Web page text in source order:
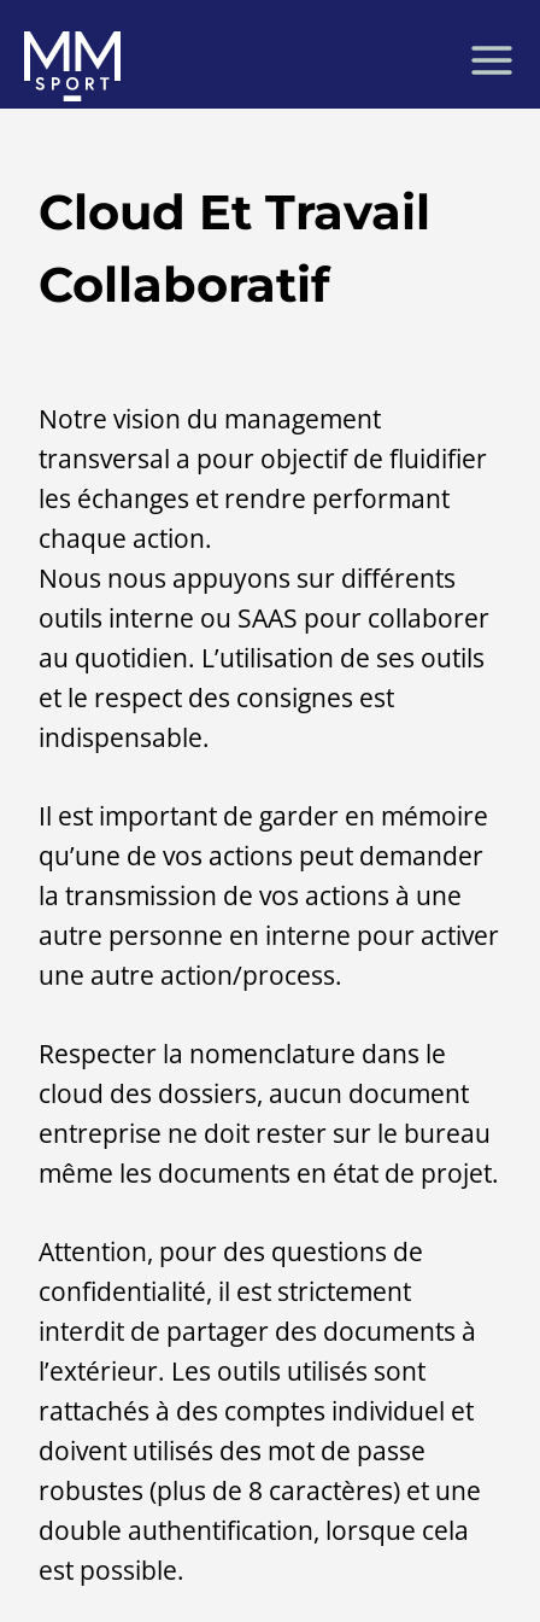
contenu
Cloud Et Travail
Collaboratif
Notre vision du management
transversal a pour objectif de fluidifier
les échanges et rendre performant
chaque action.
Nous nous appuyons sur différents
outils interne ou SAAS pour collaborer
au quotidien. L’utilisation de ses outils
et le respect des consignes est
indispensable.
Il est important de garder en mémoire
qu’une de vos actions peut demander
la transmission de vos actions à une
autre personne en interne pour activer
une autre action/process.
Respecter la nomenclature dans le
cloud des dossiers, aucun document
entreprise ne doit rester sur le bureau
même les documents en état de projet.
Attention, pour des questions de
confidentialité, il est strictement
interdit de partager des documents à
l’extérieur. Les outils utilisés sont
rattachés à des comptes individuel et
doivent utilisés des mot de passe
robustes (plus de 8 caractères) et une
double authentification, lorsque cela
est possible.